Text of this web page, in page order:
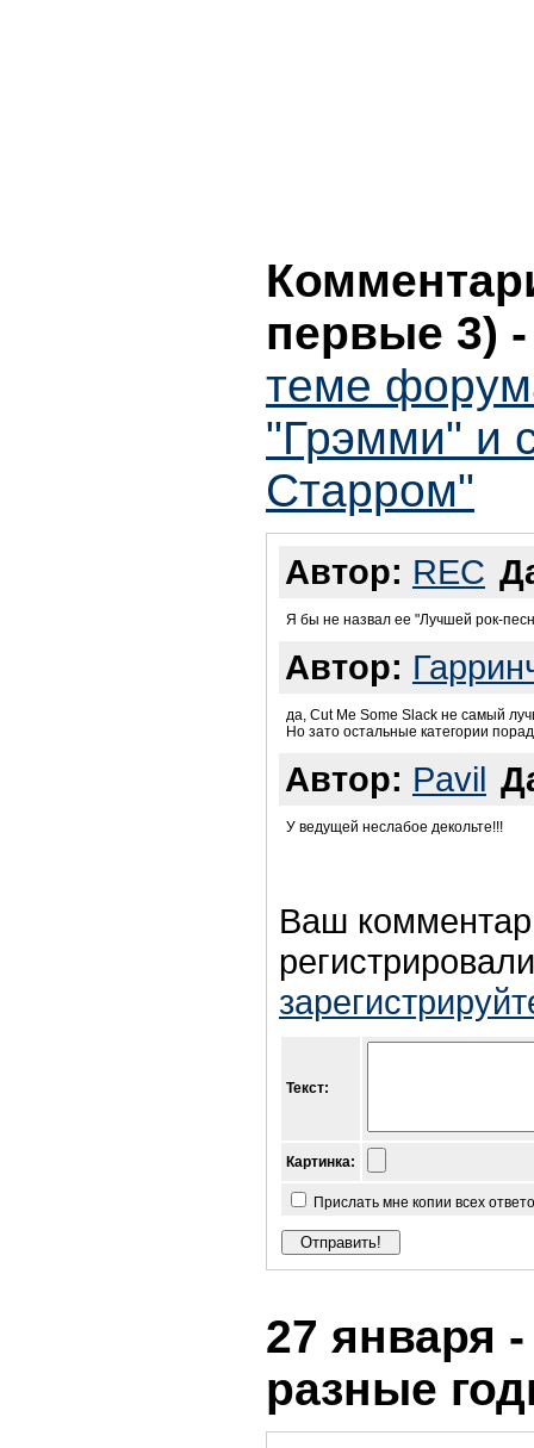
первые 3)
теме
"Грэмми" и
Старром"
Автор: REC
Я бы не назвал ее "Лучшей рок-
Автор:
да, Cut Me Some Slack не самый
Но зато остальные категории
Автор: Pavil
У ведущей неслабое декольте!!!
Ваш
Текст:
Картинка:
Прислать мне копии всех
27 января
разные